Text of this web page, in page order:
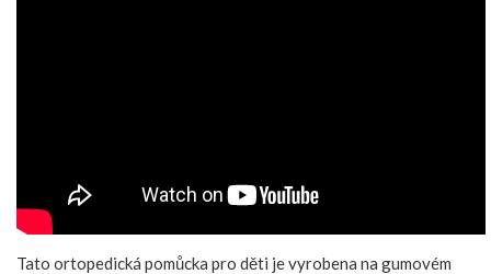
Tato ortopedická pomůcka pro děti je vyrobena na gumovém